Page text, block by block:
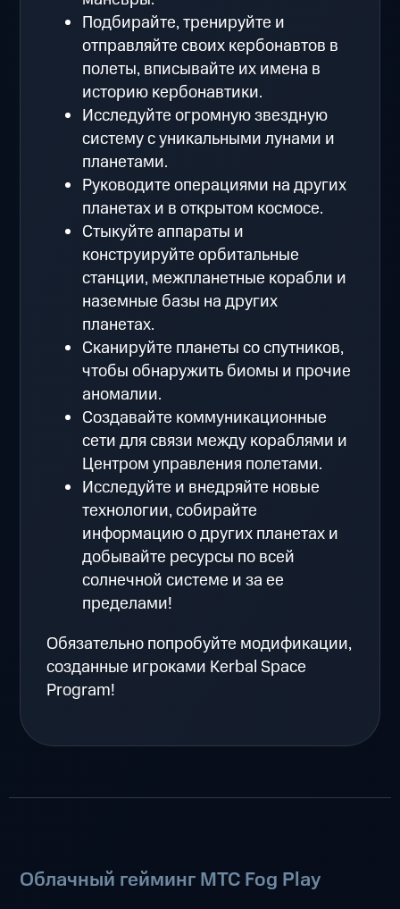
Подбирайте, тренируйте и
отправляйте своих кербонавтов в
полеты, вписывайте их имена в
историю кербонавтики.
Исследуйте огромную звездную
систему с уникальными лунами и
планетами.
Руководите операциями на других
планетах и в открытом космосе.
Стыкуйте аппараты и
конструируйте орбитальные
станции, межпланетные корабли и
наземные базы на других
планетах.
Сканируйте планеты со спутников,
чтобы обнаружить биомы и прочие
аномалии.
Создавайте коммуникационные
сети для связи между кораблями и
Центром управления полетами.
Исследуйте и внедряйте новые
технологии, собирайте
информацию о других планетах и
добывайте ресурсы по всей
солнечной системе и за ее
пределами!
Обязательно попробуйте модификации,
созданные игроками Kerbal Space
Program!
Облачный гейминг МТС Fog Play